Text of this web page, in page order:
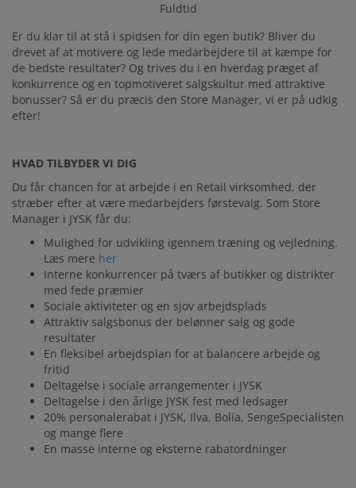
DISTRIBUTION
CENTER
Fuldtid
Er du klar til at stå i spidsen for din egen butik? Bliver du
drevet af at motivere og lede medarbejdere til at kæmpe for
de bedste resultater? Og trives du i en hverdag præget af
konkurrence og en topmotiveret salgskultur med attraktive
bonusser? Så er du præcis den Store Manager, vi er på udkig
efter!
HVAD TILBYDER VI DIG
Du får chancen for at arbejde i en Retail virksomhed, der
stræber efter at være medarbejders førstevalg. Som Store
Manager i JYSK får du:
Mulighed for udvikling igennem træning og vejledning.
Læs mere her
Interne konkurrencer på tværs af butikker og distrikter
med fede præmier
Sociale aktiviteter og en sjov arbejdsplads
Attraktiv salgsbonus der belønner salg og gode
resultater
En fleksibel arbejdsplan for at balancere arbejde og
fritid
Deltagelse i sociale arrangementer i JYSK
Deltagelse i den årlige JYSK fest med ledsager
20% personalerabat i JYSK, Ilva, Bolia, SengeSpecialisten
og mange flere
En masse interne og eksterne rabatordninger